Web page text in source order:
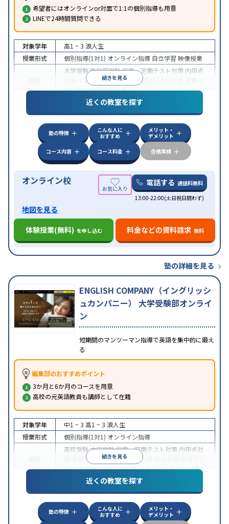
希望者にはオンラインor対面で1:1の個別指導も用意
LINEで24時間質問できる
続きを見る
対象学年 高1 ~ 3 浪人生
授業形式
個別指導(1対1) オンライン指導 自立学習 映像授業
大学受験医学部受験授業・定期テスト対策 内申点
学習習慣の定着 総合型選抜(旧AO)対策
試対策学校別特化対策
特徴
中高一貫校生に対応授業の振替可能
学習にPC・タブレットを利用オンライン対応1
科目から受講可能
近くの教室を探す
塾の特徴
こんな人に
おすすめ
メリット・
デメリット
コース内容
コース料金 合格実績
オンライン校 電話する 通話料無料
13:00-22:00(土日祝日問わず)
地図を見る
体験授業(無料) を申し込む 料金などの資料請求 無料
塾の詳細を見る
ENGLISH COMPANY（イングリッシ
ュカンパニー） 大学受験部オンライ
ン
短期間のマンツーマン指導で英語を集中的に鍛え
る
編集部のおすすめポイント
3か月と6か月のコースを用意
高校の元英語教員も講師として在籍
続きを見る
対象学年 中1 ~ 3 高1 ~ 3 浪人生
授業形式
個別指導(1対1) オンライン指導
高校受験大学受験授業・定期テスト対策 内申点対
学習習慣の定着国公立大対策
ト対策英検(英語検定)対策英語・英会話特化対策
特徴
中高一貫校生に対応授業の振替可能
学習にPC・タブレットを利用オンライン対応1
科目から受講可能
近くの教室を探す
塾の特徴
こんな人に
おすすめ
メリット・
デメリット